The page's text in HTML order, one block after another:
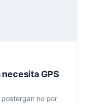
GPS
postergan no por